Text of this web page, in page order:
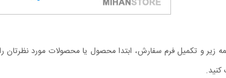
و تکمیل فرم سفارش، ابتدا محصول یا محصولات مورد نظرتان